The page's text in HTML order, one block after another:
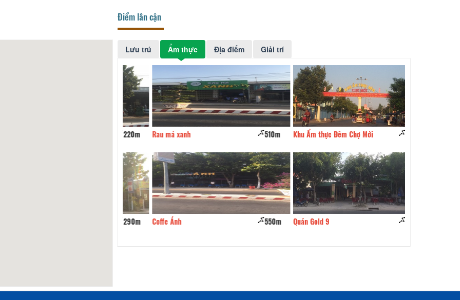
Điểm lân cận
Lưu trú Ẩm thực Địa điểm Giải trí
Rau má xanh
Coffe Ánh
Khu Ẩm thực Đêm Chợ Mới
Quán Gold 9